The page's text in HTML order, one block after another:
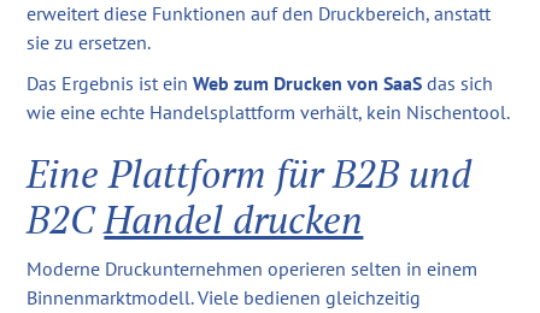
erweitert diese Funktionen auf den Druckbereich, anstatt
sie zu ersetzen.
Das Ergebnis ist einWeb zum Drucken von SaaS das sich
wie eine echte Handelsplattform verhält, kein Nischentool.
Eine Plattform für B2B und
B2CHandel drucken
Moderne Druckunternehmen operieren selten in einem
Binnenmarktmodell. Viele bedienen gleichzeitig